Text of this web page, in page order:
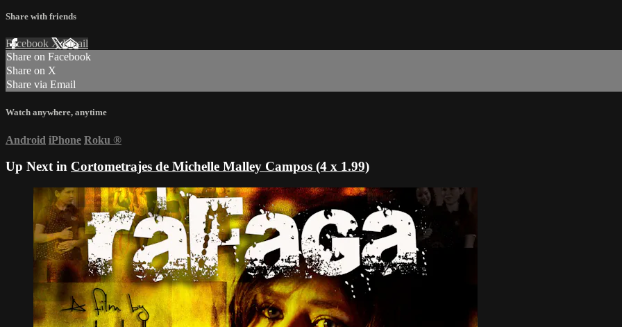
Share with friends
Facebook XEmail
Share on Facebook
Share on X
Share via Email
Watch anywhere, anytime
Android iPhone Roku ®
Up Next in Cortometrajes de Michelle Malley Campos (4 x 1.99)